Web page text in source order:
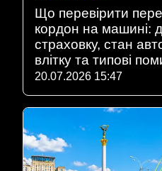
Що перевірити
кордон на машині:
страховку, стан
влітку та типові
20.07.2026 15:47